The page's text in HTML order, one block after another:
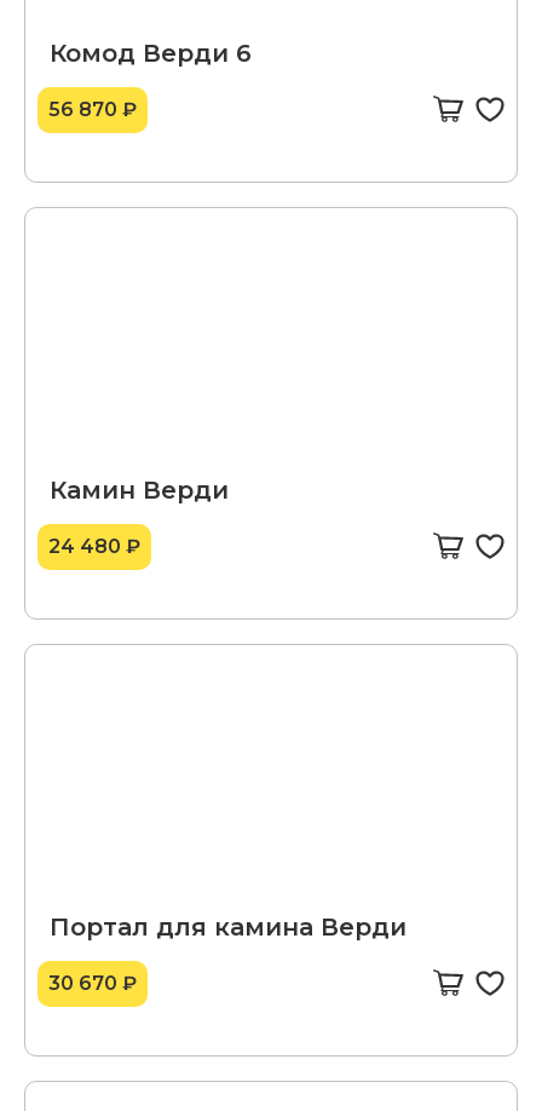
Комод Верди 6
56 870 ₽
Камин Верди
24 480 ₽
Портал для камина Верди
30 670 ₽